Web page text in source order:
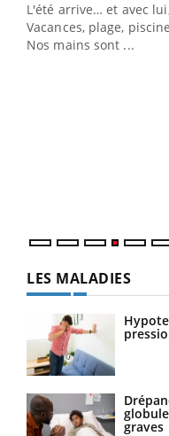
L'été arrive… et avec
Vacances, plage,
Nos mains sont ...
LES MALADIES
graves